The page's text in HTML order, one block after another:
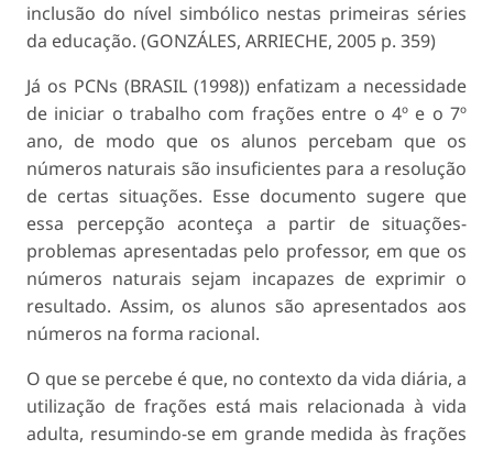
inclusão do nível simbólico nestas primeiras séries
da educação. (GONZÁLES, ARRIECHE, 2005 p. 359)
Já os PCNs (BRASIL (1998)) enfatizam a necessidade
de iniciar o trabalho com frações entre o 4º e o 7º
ano, de modo que os alunos percebam que os
números naturais são insuficientes para a resolução
de certas situações. Esse documento sugere que
essa percepção aconteça a partir de situações-
problemas apresentadas pelo professor, em que os
números naturais sejam incapazes de exprimir o
resultado. Assim, os alunos são apresentados aos
números na forma racional.
O que se percebe é que, no contexto da vida diária, a
utilização de frações está mais relacionada à vida
adulta, resumindo-se em grande medida às frações